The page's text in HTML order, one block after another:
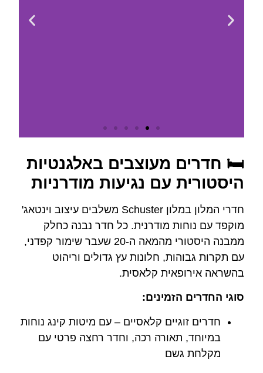
להזמנת חדר
במלון - לחצו כאן
🛏️ חדרים מעוצבים באלגנטיות
היסטורית עם נגיעות מודרניות
חדרי המלון במלון Schuster משלבים עיצוב וינטאג'
מוקפד עם נוחות מודרנית. כל חדר נבנה כחלק
ממבנה היסטורי מהמאה ה-20 שעבר שימור קפדני,
עם תקרות גבוהות, חלונות עץ גדולים וריהוט
בהשראה אירופאית קלאסית.
סוגי החדרים הזמינים:
חדרים זוגיים קלאסיים – עם מיטות קינג נוחות
במיוחד, תאורה רכה, וחדר רחצה פרטי עם
מקלחת גשם